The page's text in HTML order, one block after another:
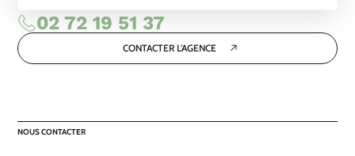
02 72 19 51 37
CONTACTER L'AGENCE
NOUS CONTACTER